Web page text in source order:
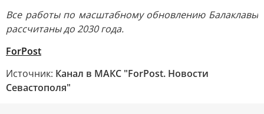
Все работы по масштабному обновлению Балаклавы
рассчитаны до 2030 года.
ForPost
Источник: Канал в МАКС "ForPost. Новости
Севастополя"